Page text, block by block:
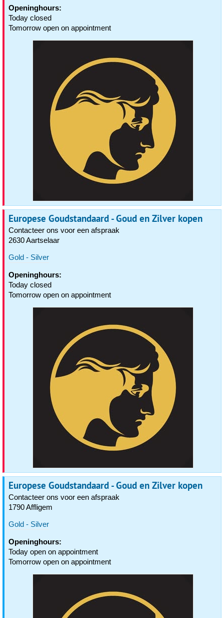
Openinghours:
Today closed
Tomorrow open on appointment
Europese Goudstandaard - Goud en Zilver kopen
Contacteer ons voor een afspraak
2630 Aartselaar
Gold - Silver
Openinghours:
Today closed
Tomorrow open on appointment
Europese Goudstandaard - Goud en Zilver kopen
Contacteer ons voor een afspraak
1790 Affligem
Gold - Silver
Openinghours:
Today open on appointment
Tomorrow open on appointment